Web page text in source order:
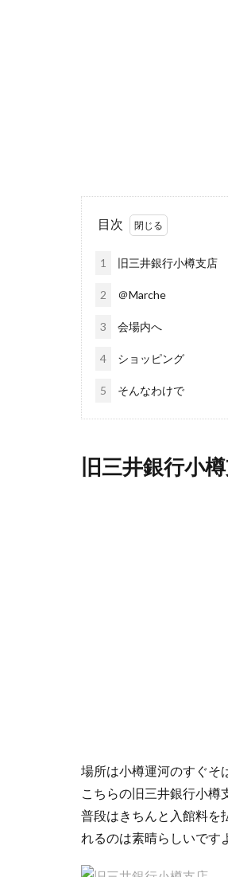
目次
1 旧三井銀行小樽支店
2 ＠Marche
3 会場内へ
4 ショッピング
5 そんなわけで
旧三井銀行小
場所は小樽運河のすぐそ
こちらの旧三井銀行小樽
普段はきちんと入館料を
れるのは素晴らしいです